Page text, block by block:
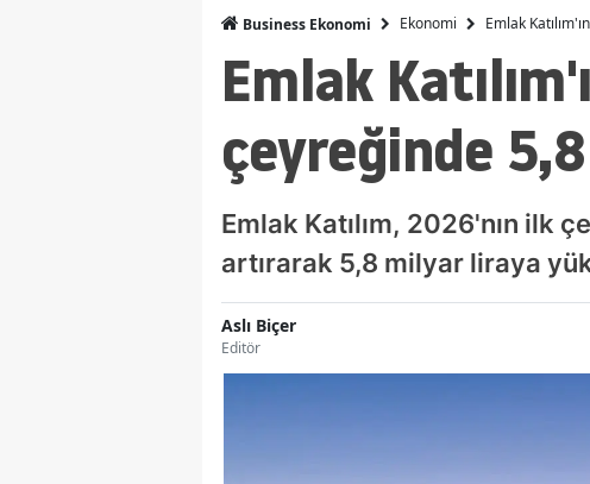
Business Ekonomi Ekonomi Emlak
Emlak
çeyreğinde
Emlak Katılım, 2026'nın ilk
artırarak 5,8 milyar liraya
Aslı Biçer
Editör